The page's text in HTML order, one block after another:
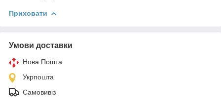
Приховати
Умови доставки
Нова Пошта
Укрпошта
Самовивіз